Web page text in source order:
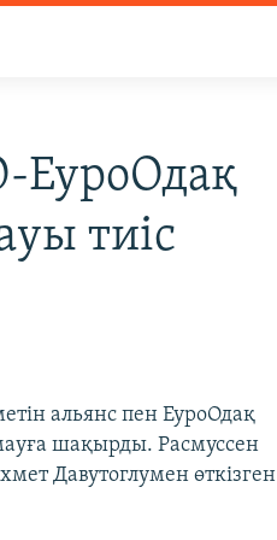
ЕуроОдақ
тиіс
альянс пен ЕуроОдақ
шақырды. Расмуссен
Давутоглумен өткізген